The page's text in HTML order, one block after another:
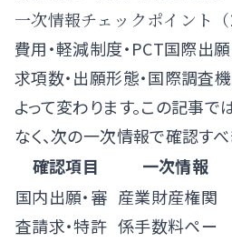
一次情報チェックポイント
費用・軽減制度・PCT国際出
求項数・出願形態・国際調査
よって変わります。この記事
なく、次の一次情報で確認す
確認項目
一次情報
国内出願・審
査請求・特許
産業財産権関
係手数料ペー